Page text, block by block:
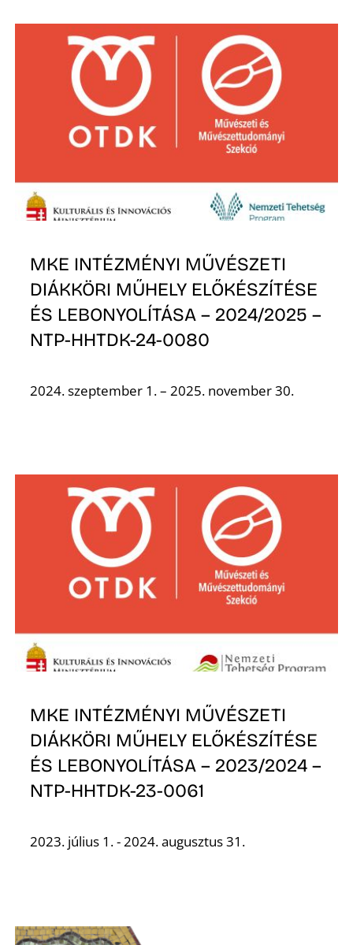
MKE INTÉZMÉNYI MŰVÉSZETI
DIÁKKÖRI MŰHELY ELŐKÉSZÍTÉSE
ÉS LEBONYOLÍTÁSA – 2024/2025 –
NTP-HHTDK-24-0080
2024. szeptember 1. – 2025. november 30.
MKE INTÉZMÉNYI MŰVÉSZETI
DIÁKKÖRI MŰHELY ELŐKÉSZÍTÉSE
ÉS LEBONYOLÍTÁSA – 2023/2024 –
NTP-HHTDK-23-0061
2023. július 1. - 2024. augusztus 31.